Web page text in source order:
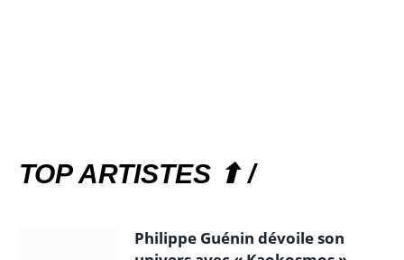
TOP ARTISTES ⬆ /
Philippe Guénin dévoile son